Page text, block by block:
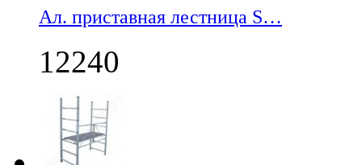
Ал. приставная лестница S…
12240